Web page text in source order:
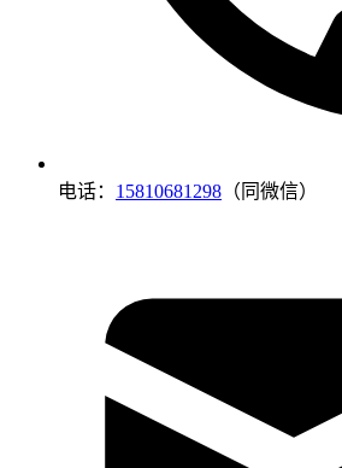
电话： 15810681298 （同微信）